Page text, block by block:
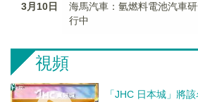
3月10日
海馬汽車：氫燃料電池汽車
行中
視頻
「JHC 日本城」將